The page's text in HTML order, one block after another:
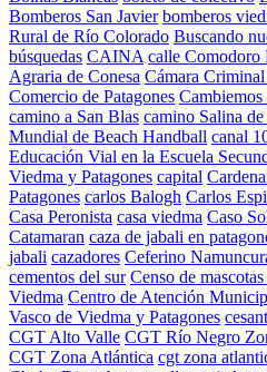
Bomberos San Javier bomberos
Rural de Río Colorado Buscando
búsquedas CAINA calle Comodoro
Agraria de Conesa Cámara
Comercio de Patagones Cambiemos
camino a San Blas camino Salina de
Mundial de Beach Handball canal
Educación Vial en la Escuela
Viedma y Patagones capital
Patagones carlos Balogh Carlos
Casa Peronista casa viedma Caso
Catamaran caza de jabali en
jabali cazadores Ceferino
cementos del sur Censo de
Viedma Centro de Atención
Vasco de Viedma y Patagones
CGT Alto Valle CGT Río Negro
CGT Zona Atlántica cgt zona